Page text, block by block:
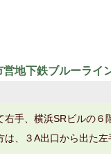
地下鉄ブルーライ
右手、横浜SRビルの６
は、３A出口から出た左